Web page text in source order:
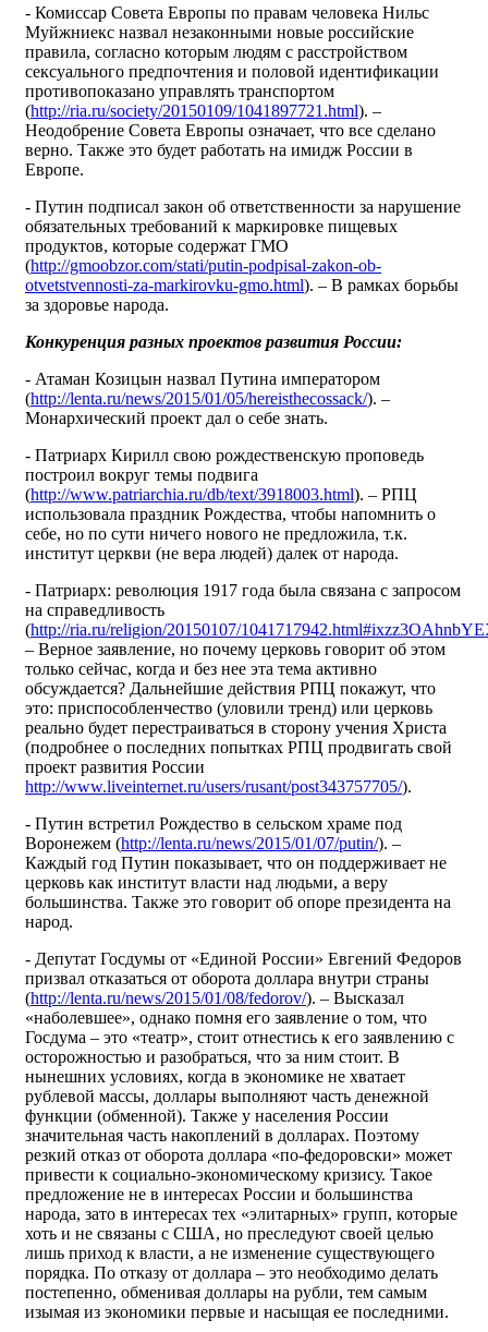
- Комиссар Совета Европы по правам человека Нильс
Муйжниекс назвал незаконными новые российские
правила, согласно которым людям с расстройством
сексуального предпочтения и половой идентификации
противопоказано управлять транспортом
(http://ria.ru/society/20150109/1041897721.html). –
Неодобрение Совета Европы означает, что все сделано
верно. Также это будет работать на имидж России в
Европе.
- Путин подписал закон об ответственности за нарушение
обязательных требований к маркировке пищевых
продуктов, которые содержат ГМО
(http://gmoobzor.com/stati/putin-podpisal-zakon-ob-
otvetstvennosti-za-markirovku-gmo.html). – В рамках борьбы
за здоровье народа.
Конкуренция разных проектов развития России:
- Атаман Козицын назвал Путина императором
(http://lenta.ru/news/2015/01/05/hereisthecossack/). –
Монархический проект дал о себе знать.
- Патриарх Кирилл свою рождественскую проповедь
построил вокруг темы подвига
(http://www.patriarchia.ru/db/text/3918003.html). – РПЦ
использовала праздник Рождества, чтобы напомнить о
себе, но по сути ничего нового не предложила, т.к.
институт церкви (не вера людей) далек от народа.
- Патриарх: революция 1917 года была связана с запросом
на справедливость
(http://ria.ru/religion/20150107/
– Верное заявление, но почему церковь говорит об этом
только сейчас, когда и без нее эта тема активно
обсуждается? Дальнейшие действия РПЦ покажут, что
это: приспособленчество (уловили тренд) или церковь
реально будет перестраиваться в сторону учения Христа
(подробнее о последних попытках РПЦ продвигать свой
проект развития России
http://www.liveinternet.ru/users/rusant/post343757705/).
- Путин встретил Рождество в сельском храме под
Воронежем (http://lenta.ru/news/2015/01/07/putin/). –
Каждый год Путин показывает, что он поддерживает не
церковь как институт власти над людьми, а веру
большинства. Также это говорит об опоре президента на
народ.
- Депутат Госдумы от «Единой России» Евгений Федоров
призвал отказаться от оборота доллара внутри страны
(http://lenta.ru/news/2015/01/08/fedorov/). – Высказал
«наболевшее», однако помня его заявление о том, что
Госдума – это «театр», стоит отнестись к его заявлению с
осторожностью и разобраться, что за ним стоит. В
нынешних условиях, когда в экономике не хватает
рублевой массы, доллары выполняют часть денежной
функции (обменной). Также у населения России
значительная часть накоплений в долларах. Поэтому
резкий отказ от оборота доллара «по-федоровски» может
привести к социально-экономическому кризису. Такое
предложение не в интересах России и большинства
народа, зато в интересах тех «элитарных» групп, которые
хоть и не связаны с США, но преследуют своей целью
лишь приход к власти, а не изменение существующего
порядка. По отказу от доллара – это необходимо делать
постепенно, обменивая доллары на рубли, тем самым
изымая из экономики первые и насыщая ее последними.